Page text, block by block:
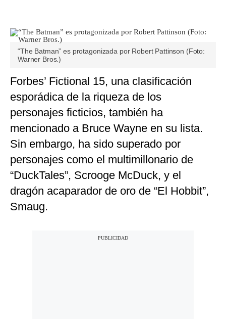
“The Batman” es protagonizada por Robert Pattinson (Foto:
Warner Bros.)
Forbes’ Fictional 15, una clasificación
esporádica de la riqueza de los
personajes ficticios, también ha
mencionado a Bruce Wayne en su lista.
Sin embargo, ha sido superado por
personajes como el multimillonario de
“DuckTales”, Scrooge McDuck, y el
dragón acaparador de oro de “El Hobbit”,
Smaug.